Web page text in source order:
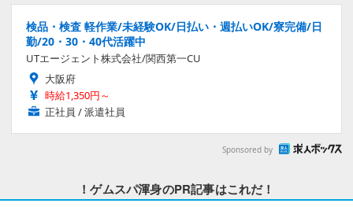
検品・検査 軽作業/未経験OK/日払い・週払いOK/寮完備/日
勤/20・30・40代活躍中
UTエージェント株式会社/関西第一CU
大阪府
時給1,350円～
正社員 / 派遣社員
Sponsored by
！ゲムスパ渾身のPR記事はこれだ！